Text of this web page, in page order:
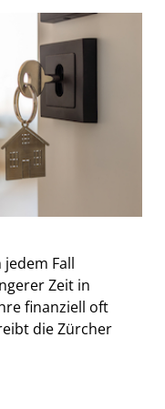
Fall
Zeit in
finanziell oft
die Zürcher